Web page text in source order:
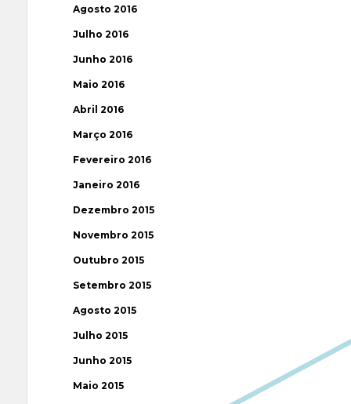
Agosto 2016
Julho 2016
Junho 2016
Maio 2016
Abril 2016
Março 2016
Fevereiro 2016
Janeiro 2016
Dezembro 2015
Novembro 2015
Outubro 2015
Setembro 2015
Agosto 2015
Julho 2015
Junho 2015
Maio 2015